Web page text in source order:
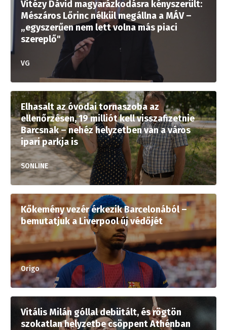
Vitézy Dávid magyarázkodásra kényszerült:
Mészáros Lőrinc nélkül megállna a MÁV –
„egyszerűen nem lett volna más piaci
szereplő"
VG
Elhasalt az óvodai tornaszoba az
ellenőrzésen, 19 milliót kell visszafizetnie
Barcsnak – nehéz helyzetben van a város
ipari parkja is
SONLINE
Kőkemény vezér érkezik Barcelonából –
bemutatjuk a Liverpool új védőjét
Origo
Vitális Milán góllal debütált, és rögtön
szokatlan helyzetbe csöppent Athénban